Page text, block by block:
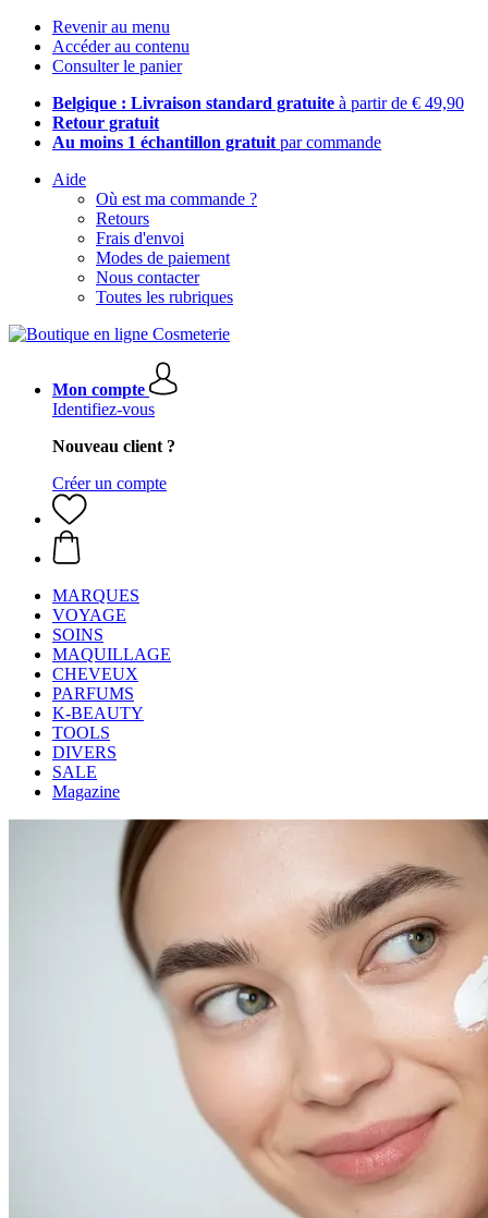
Revenir au menu
Accéder au contenu
Consulter le panier
Belgique : Livraison standard gratuite à partir de € 49,90
Retour gratuit
Au moins 1 échantillon gratuit par commande
Aide
Où est ma commande ?
Retours
Frais d'envoi
Modes de paiement
Nous contacter
Toutes les rubriques
Mon compte
Identifiez-vous
Nouveau client ?
Créer un compte
MARQUES
VOYAGE
SOINS
MAQUILLAGE
CHEVEUX
PARFUMS
K-BEAUTY
TOOLS
DIVERS
SALE
Magazine